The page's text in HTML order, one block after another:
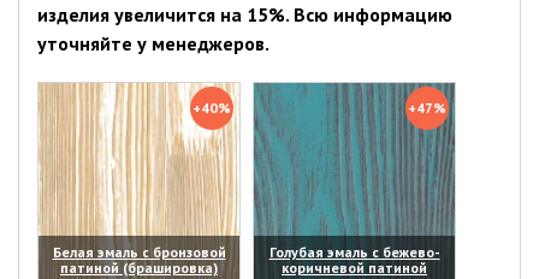
изделия увеличится на 15%. Всю информацию
уточняйте у менеджеров.
+40%
Белая эмаль с бронзовой
патиной (брашировка)
+47%
Голубая эмаль с бежево-
коричневой патиной